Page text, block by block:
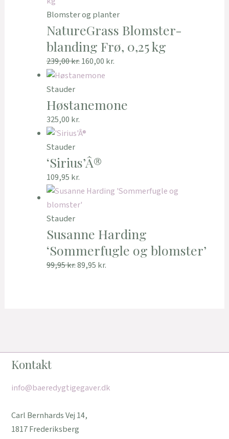
Blomster og planter
NatureGrass Blomster-
blanding Frø, 0,25 kg
239,00kr.160,00 kr.
Stauder
Høstanemone
325,00 kr.
Stauder
‘Sirius’Â®
109,95 kr.
Stauder
Susanne Harding
‘Sommerfugle og blomster’
99,95kr.89,95 kr.
Kontakt
info@baeredygtigegaver.dk
Carl Bernhards Vej 14,
1817 Frederiksberg